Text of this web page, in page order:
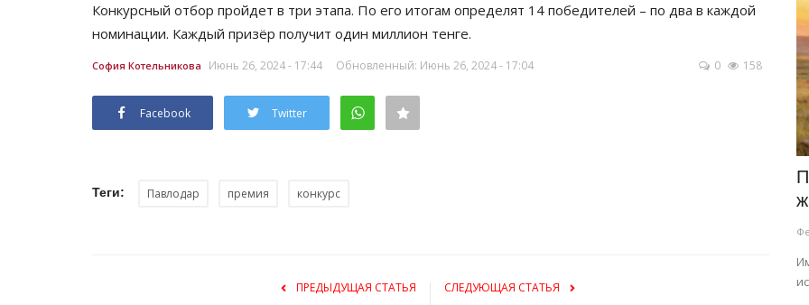
Конкурсный отбор пройдет в три этапа. По его итогам определят 14 победителей – по два в каждой
номинации. Каждый призёр получит один миллион тенге.
София Котельникова Июнь 26, 2024 - 17:44 Обновленный: Июнь 26, 2024 - 17:04 0 158
Facebook Twitter
Теги: Павлодар премия конкурс
ПРЕДЫДУЩАЯ СТАТЬЯ
СЛЕДУЮЩАЯ СТАТЬЯ
Открытие учёных позволит создать надёжную базу